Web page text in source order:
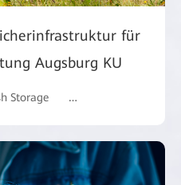
für
Augsburg KU
Storage # Behörden